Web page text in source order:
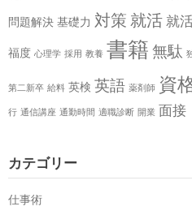
問題解決 基礎力 対策 就活 就
福度 心理学 採用 教養 書籍 無駄
第二新卒 給料 英検 英語 薬剤師 資
行 通信講座 通勤時間 適職診断 開業 面接
カテゴリー
仕事術